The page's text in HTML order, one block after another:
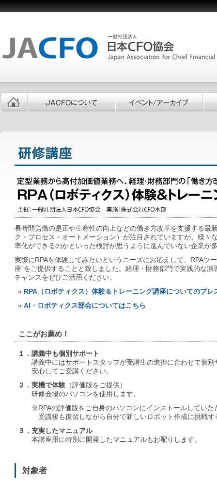
長時間労働の是正や生産性の向上などの働き方改革を支援する最
ク・プロセス・オートメーション）が注目されていますが、様々
率化ができるのかといった検討が思うように進んでいない企業が
実際にRPAを体験してみたいというニーズにお応えして、RPAツ
座”をご提供することと致しました。経理・財務部門で実践的な
チャンスをぜひご活用ください。
» RPA（ロボティクス）体験＆トレーニング講座についてのプレ
» AI・ロボティクス部会についてはこちら
ここがお薦め！
１．講義中も個別サポート
講義中にはサポートスタッフが受講生の進捗に合わせて個別
安心してご受講ください。
２．実機で体験 （評価版をご提供）
研修会場のパソコンを使用します。
※RPAの評価版をご自身のパソコンにインストールしていた
受講後も復習しながら自分で新しいロボット作成に挑戦す
３．充実したマニュアル
本講座用に特別に開発したマニュアルもお配りします。
対象者